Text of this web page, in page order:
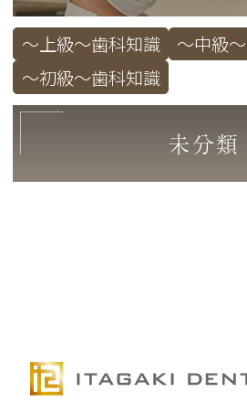
～上級～歯科知識
～中級
～初級～歯科知識
未分類